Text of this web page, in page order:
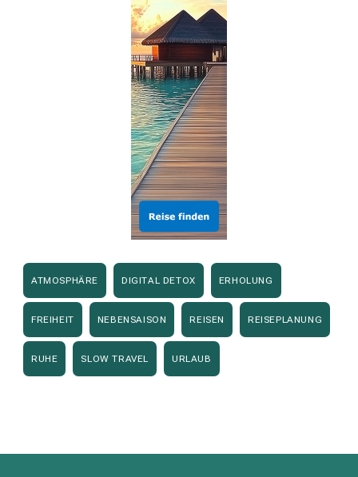
ATMOSPHÄRE DIGITAL DETOX ERHOLUNG
FREIHEIT NEBENSAISON REISEN REISEPLANUNG
RUHE SLOW TRAVEL URLAUB